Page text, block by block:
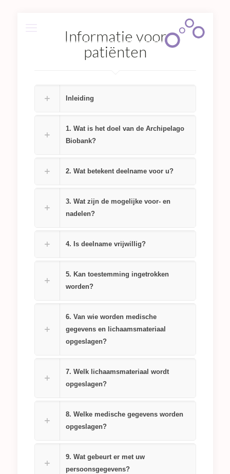
Informatie voor
patiënten
Inleiding
1. Wat is het doel van de Archipelago
Biobank?
2. Wat betekent deelname voor u?
3. Wat zijn de mogelijke voor- en
nadelen?
4. Is deelname vrijwillig?
5. Kan toestemming ingetrokken
worden?
6. Van wie worden medische
gegevens en lichaamsmateriaal
opgeslagen?
7. Welk lichaamsmateriaal wordt
opgeslagen?
8. Welke medische gegevens worden
opgeslagen?
9. Wat gebeurt er met uw
persoonsgegevens?